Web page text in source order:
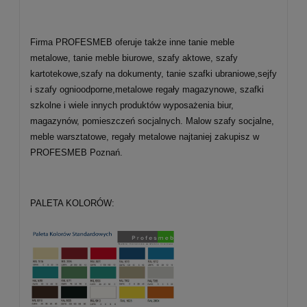
Firma PROFESMEB oferuje także inne tanie meble
metalowe, tanie meble biurowe, szafy aktowe, szafy
kartotekowe,szafy na dokumenty, tanie szafki ubraniowe,sejfy
i szafy ognioodporne,metalowe regały magazynowe, szafki
szkolne i wiele innych produktów wyposażenia biur,
magazynów, pomieszczeń socjalnych. Malow szafy socjalne,
meble warsztatowe, regały metalowe najtaniej zakupisz w
PROFESMEB Poznań.
PALETA KOLORÓW: